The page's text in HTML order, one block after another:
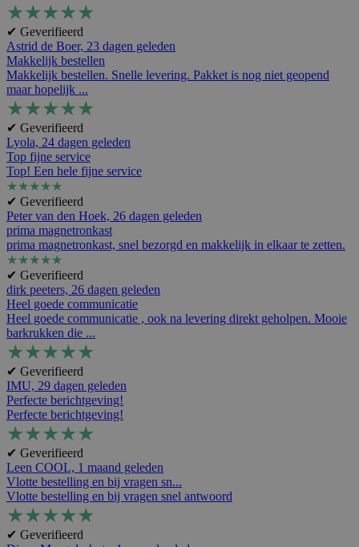
★★★★★
✔ Geverifieerd
Astrid de Boer, 23 dagen geleden
Makkelijk bestellen
Makkelijk bestellen. Snelle levering. Pakket is nog niet geopend
maar hopelijk ...
★★★★★
✔ Geverifieerd
Lyola, 24 dagen geleden
Top fijne service
Top! Een hele fijne service
★★★★★
✔ Geverifieerd
Peter van den Hoek, 26 dagen geleden
prima magnetronkast
prima magnetronkast, snel bezorgd en makkelijk in elkaar te zetten.
★★★★★
✔ Geverifieerd
dirk peeters, 26 dagen geleden
Heel goede communicatie
Heel goede communicatie , ook na levering direkt geholpen. Mooie
barkrukken die ...
★★★★★
✔ Geverifieerd
IMU, 29 dagen geleden
Perfecte berichtgeving!
Perfecte berichtgeving!
★★★★★
✔ Geverifieerd
Leen COOL, 1 maand geleden
Vlotte bestelling en bij vragen sn...
Vlotte bestelling en bij vragen snel antwoord
★★★★★
✔ Geverifieerd